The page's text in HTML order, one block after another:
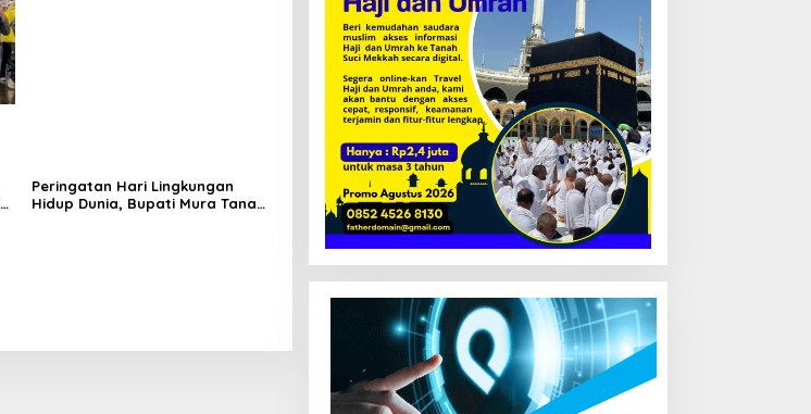
Peringatan Hari Lingkungan
Hidup Dunia, Bupati Mura Tanam